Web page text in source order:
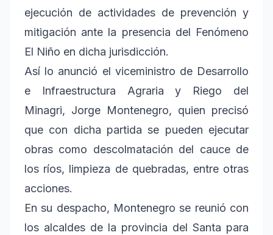
ejecución de actividades de prevención y
mitigación ante la presencia del Fenómeno
El Niño en dicha jurisdicción.
Así lo anunció el viceministro de Desarrollo
e Infraestructura Agraria y Riego del
Minagri, Jorge Montenegro, quien precisó
que con dicha partida se pueden ejecutar
obras como descolmatación del cauce de
los ríos, limpieza de quebradas, entre otras
acciones.
En su despacho, Montenegro se reunió con
los alcaldes de la provincia del Santa para